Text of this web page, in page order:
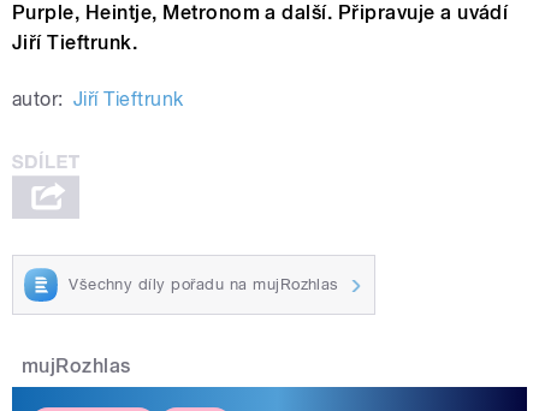
Purple, Heintje, Metronom a další. Připravuje a uvádí
Jiří Tieftrunk.
autor: Jiří Tieftrunk
Všechny díly pořadu na mujRozhlas
mujRozhlas